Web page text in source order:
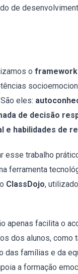
de
o framework
eles:
de decisão
e habilidades de
esse trabalho
ferramenta
ClassDojo,
apenas facilita o
dos alunos, como
das famílias e da
a formação